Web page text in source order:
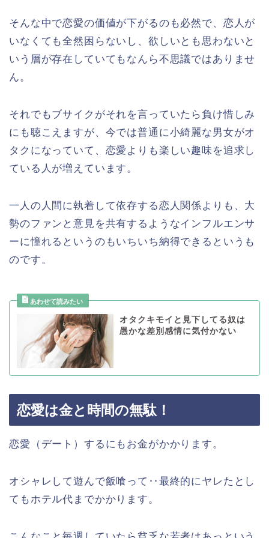
そんな中で恋愛の価値が下がるのも必然で、恋人が
いなくても全然困らないし、欲しいとも思わないと
いう層が存在していてもなんら不思議ではありませ
ん。
それでもブサイクがそれを言っていたら負け惜しみ
にも聴こえますが、今では普通に小綺麗な男女がオ
タクになっていて、恋愛よりも楽しい趣味を追求し
ている人が増えています。
一人の人間に執着して依存する恋人関係よりも、大
勢のファンと意見を共有するようなインフルエンサ
ーに憧れるというのもいちいち納得できるというも
のです。
オタクキモイと見下してる奴は
愚かな差別感情に気付かない
恋愛は金と時間の無駄！
恋愛（デート）するにもお金がかかります。
オシャレして遊んで飯喰って‥最終的にヤレたとし
てもホテル代までかかります。